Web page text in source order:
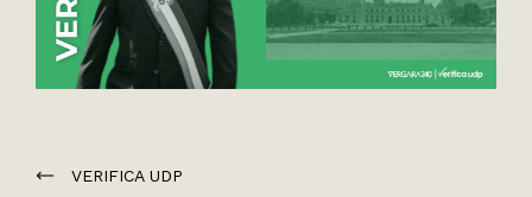
VERIFICA UDP